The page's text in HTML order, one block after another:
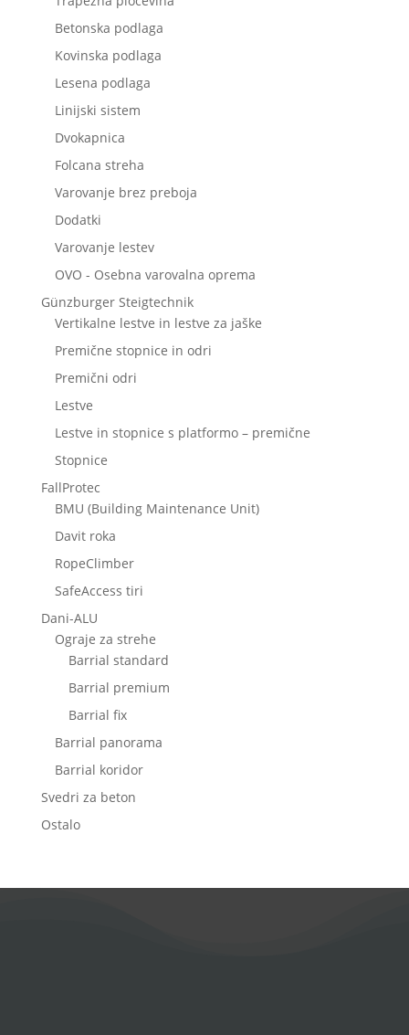
Betonska podlaga
Kovinska podlaga
Lesena podlaga
Linijski sistem
Dvokapnica
Folcana streha
Varovanje brez preboja
Dodatki
Varovanje lestev
OVO - Osebna varovalna oprema
Günzburger Steigtechnik
Vertikalne lestve in lestve za jaške
Premične stopnice in odri
Premični odri
Lestve
Lestve in stopnice s platformo – premične
Stopnice
FallProtec
BMU (Building Maintenance Unit)
Davit roka
RopeClimber
SafeAccess tiri
Dani-ALU
Ograje za strehe
Barrial standard
Barrial premium
Barrial fix
Barrial panorama
Barrial koridor
Svedri za beton
Ostalo